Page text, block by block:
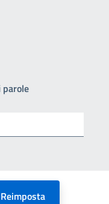
parole
Reimposta